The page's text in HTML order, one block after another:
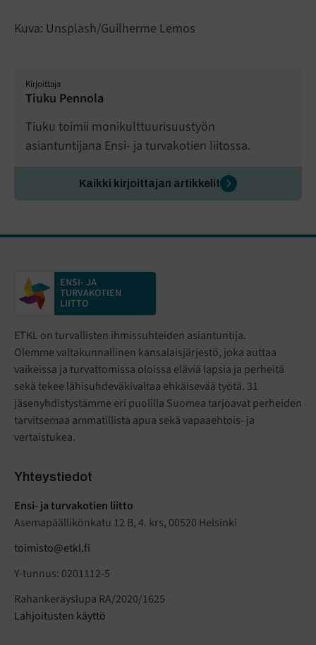
Kuva: Unsplash/Guilherme Lemos
Kirjoittaja
Tiuku Pennola
Tiuku toimii monikulttuurisuustyön
asiantuntijana Ensi- ja turvakotien liitossa.
Kaikki kirjoittajan artikkelit
ENSI- JA
TURVAKOTIEN
LIITTO
ETKL on turvallisten ihmissuhteiden asiantuntija.
Olemme valtakunnallinen kansalaisjärjestö, joka auttaa
vaikeissa ja turvattomissa oloissa eläviä lapsia ja perheitä
sekä tekee lähisuhdeväkivaltaa ehkäisevää työtä. 31
jäsenyhdistystämme eri puolilla Suomea tarjoavat perheiden
tarvitsemaa ammatillista apua sekä vapaaehtois- ja
vertaistukea.
Yhteystiedot
Ensi- ja turvakotien liitto
Asemapäällikönkatu 12 B, 4. krs, 00520 Helsinki
toimisto@etkl.fi
Y-tunnus: 0201112-5
Rahankeräyslupa RA/2020/1625
Lahjoitusten käyttö